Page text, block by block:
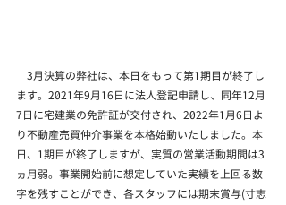
3月決算の弊社は、本日をもって第1期目が終了し
ます。2021年9月16日に法人登記申請し、同年12月
7日に宅建業の免許証が交付され、2022年1月6日よ
り不動産売買仲介事業を本格始動いたしました。本
日、1期目が終了しますが、実質の営業活動期間は3
ヵ月弱。事業開始前に想定していた実績を上回る数
字を残すことができ、各スタッフには期末賞与(寸志